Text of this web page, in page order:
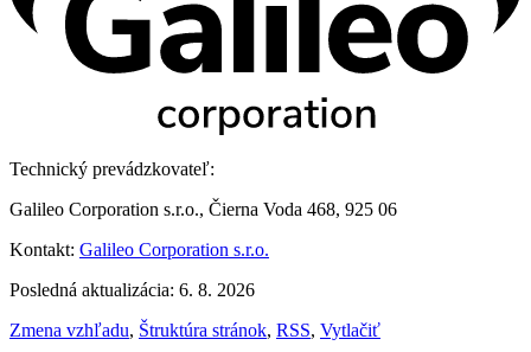
Technický prevádzkovateľ:
Galileo Corporation s.r.o., Čierna Voda 468, 925 06
Kontakt: Galileo Corporation s.r.o.
Posledná aktualizácia: 6. 8. 2026
Zmena vzhľadu, Štruktúra stránok, RSS, Vytlačiť